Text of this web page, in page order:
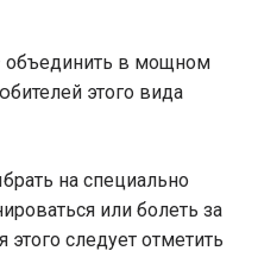
объединить в мощном
этого вида
на специально
или болеть за
следует отметить